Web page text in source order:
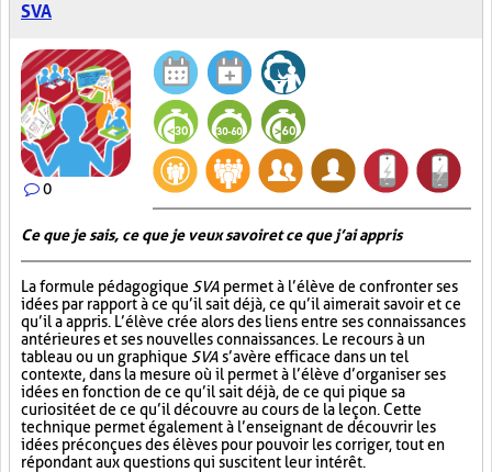
SVA
0
Ce que je sais, ce que je veux savoir et ce que j’ai appris
La formule pédagogique SVA permet à l’élève de confronter ses
idées par rapport à ce qu’il sait déjà, ce qu’il aimerait savoir et ce
qu’il a appris. L’élève crée alors des liens entre ses connaissances
antérieures et ses nouvelles connaissances. Le recours à un
tableau ou un graphique SVA s’avère efficace dans un tel
contexte, dans la mesure où il permet à l’élève d’organiser ses
idées en fonction de ce qu’il sait déjà, de ce qui pique sa
curiosité et de ce qu’il découvre au cours de la leçon. Cette
technique permet également à l’enseignant de découvrir les
idées préconçues des élèves pour pouvoir les corriger, tout en
répondant aux questions qui suscitent leur intérêt.